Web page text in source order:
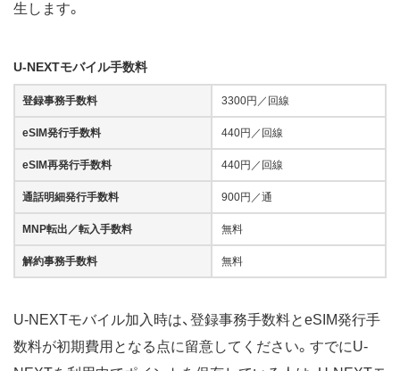
生します。
U-NEXTモバイル手数料
登録事務手数料 3300円／回線
eSIM発行手数料 440円／回線
eSIM再発行手数料 440円／回線
通話明細発行手数料 900円／通
MNP転出／転入手数料 無料
解約事務手数料 無料
U-NEXTモバイル加入時は、登録事務手数料とeSIM発行手
数料が初期費用となる点に留意してください。すでにU-